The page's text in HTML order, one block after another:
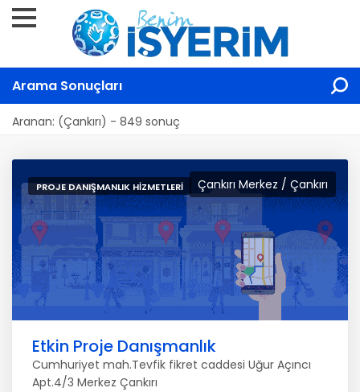
Arama Sonuçları
Aranan: (Çankırı) - 849 sonuç
Çankırı Merkez / Çankırı
PROJE DANIŞMANLIK HIZMETLERI
Etkin Proje Danışmanlık
Cumhuriyet mah.Tevfik fikret caddesi Uğur Açıncı
Apt.4/3 Merkez Çankırı